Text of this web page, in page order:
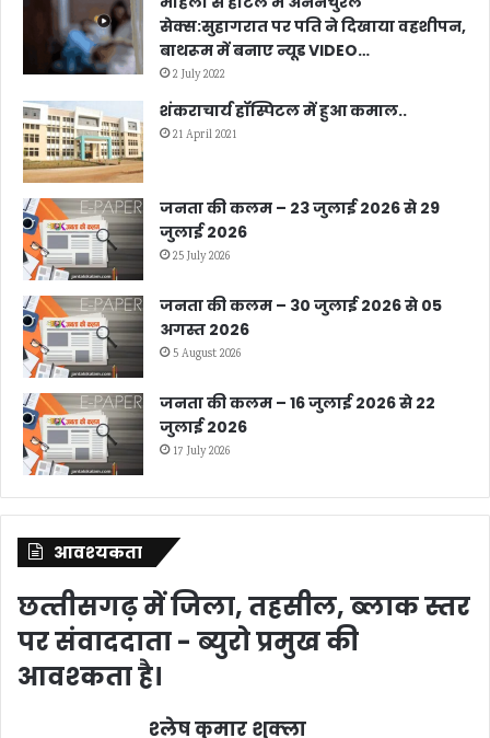
सेक्स:सुहागरात पर पति ने दिखाया वहशीपन,
बाथरूम में बनाए न्यूड VIDEO…
2 July 2022
शंकराचार्य हॉस्पिटल में हुआ कमाल..
21 April 2021
जनता की कलम – 23 जुलाई 2026 से 29
जुलाई 2026
25 July 2026
जनता की कलम – 30 जुलाई 2026 से 05
अगस्त 2026
5 August 2026
जनता की कलम – 16 जुलाई 2026 से 22
जुलाई 2026
17 July 2026
आवश्‍यकता
छत्‍तीसगढ़ में जिला, तहसील, ब्‍लाक स्‍तर
पर संवाददाता - ब्‍युरो प्रमुख की
आवश्‍कता है।
श्‍लेष कुमार शुक्‍ला